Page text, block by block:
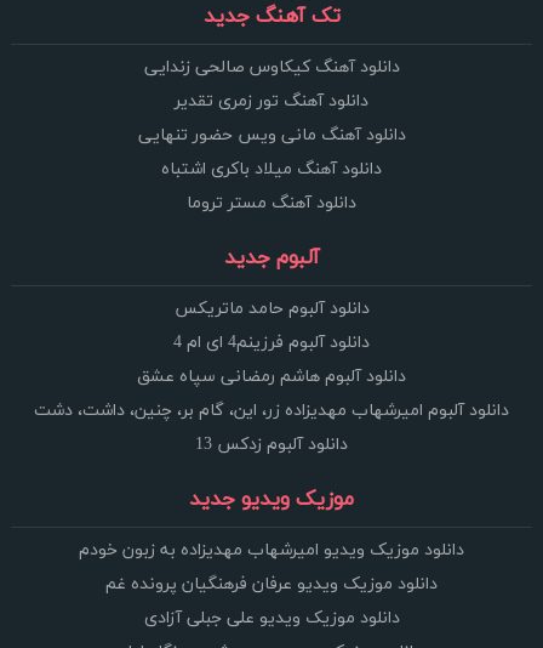
تک آهنگ جدید
دانلود آهنگ کیکاوس صالحی زندایی
دانلود آهنگ تور زمری تقدیر
دانلود آهنگ مانی ویس حضور تنهایی
دانلود آهنگ میلاد باکری اشتباه
دانلود آهنگ مستر تروما
آلبوم جدید
دانلود آلبوم حامد ماتریکس
دانلود آلبوم فرزینم4 ای ام 4
دانلود آلبوم هاشم رمضانی سپاه عشق
دانلود آلبوم امیرشهاب مهدیزاده زر، این، گام بر، چنین، داشت، دشت
دانلود آلبوم زدکس 13
موزیک ویدیو جدید
دانلود موزیک ویدیو امیرشهاب مهدیزاده به زبون خودم
دانلود موزیک ویدیو عرفان فرهنگیان پرونده غم
دانلود موزیک ویدیو علی جبلی آزادی